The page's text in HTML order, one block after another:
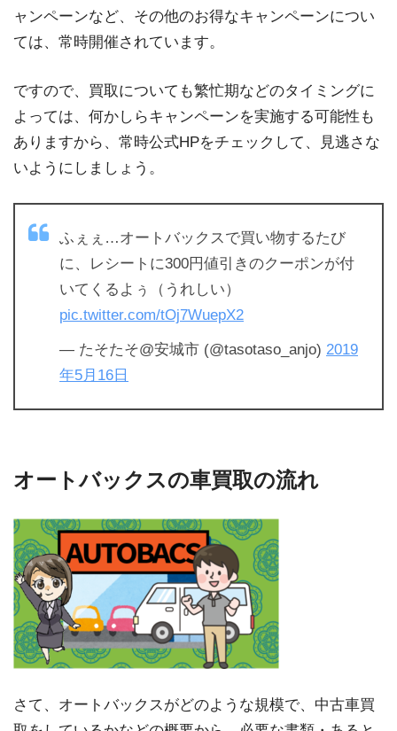
ャンペーンなど、その他のお得なキャンペーンについ
ては、常時開催されています。
ですので、買取についても繁忙期などのタイミングに
よっては、何かしらキャンペーンを実施する可能性も
ありますから、常時公式HPをチェックして、見逃さな
いようにしましょう。
ふぇぇ…オートバックスで買い物するたび
に、レシートに300円値引きのクーポンが付
いてくるよぅ（うれしい）
pic.twitter.com/tOj7WuepX2
— たそたそ@安城市 (@tasotaso_anjo) 2019
年5月16日
オートバックスの車買取の流れ
さて、オートバックスがどのような規模で、中古車買